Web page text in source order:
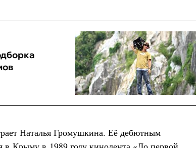
Наталья Громушкина. Её дебютным